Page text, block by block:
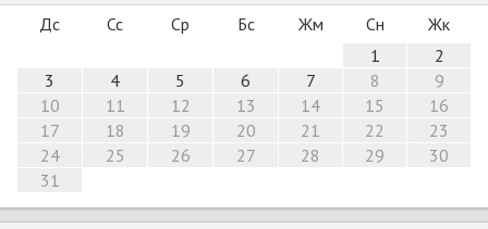
Дс Сс Ср Бс Жм Сн
Жк
1
2
3
4 5 6 7 8
9
10
11 12 13 14 15
16
17
18 19 20 21 22
23
24
25 26 27 28 29
30
31